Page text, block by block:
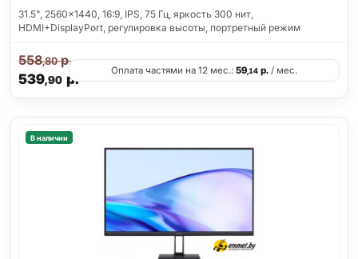
31.5", 2560x1440, 16:9, IPS, 75 Гц, яркость 300 нит,
HDMI+DisplayPort, регулировка высоты, портретный режим
539,90р.
558,80р.
Оплата частями на 12 мес.: 59,14 р. / мес.
В наличии